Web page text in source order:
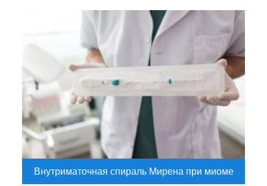
Внутриматочная спираль Мирена при миоме